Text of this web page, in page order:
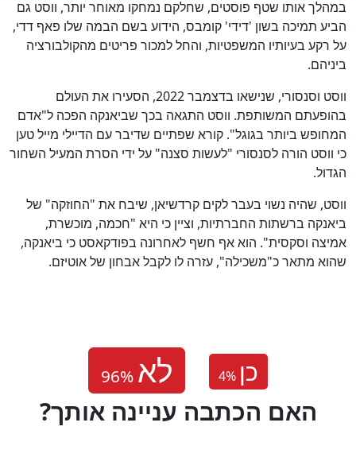
במהלך אותו שטף פוסטים, שחלקם נמחקו מאוחר יותר, ווסט גם
הביע תמיכה בשון 'דידי' קומבס, הידוע בשם הבמה שלו פאף דדי,
על רקע בעיותיו המשפטיות, והחל למכור פריטים מהקולבורציה
ביניהם.
ווסט וסנסורי, שנישאו בדצמבר 2022, הסעירו את העולם
בהופעתם המשותפת. ווסט התגאה בכך שביאנקה הפכה ל"אדם
המחופש ביותר בגוגל". קורא שפתיים שדיבר עם הדיילי מייל טען
כי ווסט הורה לסנסורי "לעשות סצנה" על ידי הסרת המעיל השחור
הגדול.
ווסט, שהיה נשוי בעבר לקים קרדשיאן, שיבח את "החוזקה" של
ביאנקה ברשתות החברתיות, וציין כי היא "חכמה, מוכשרת,
אמיצה וסקסית". הוא אף חשף לאחרונה בפודקאסט כי ביאנקה,
שהוא מתאר כ"משכילה", עזרה לו לקבל אבחון של אוטיזם.
4% כן
?האם הכתבה עניינה אותך